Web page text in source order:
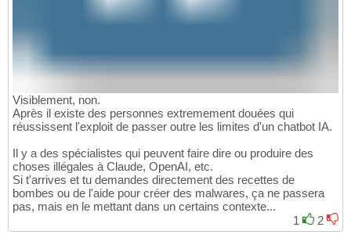
Visiblement, non.
Après il existe des personnes extremement douées qui
réussissent l'exploit de passer outre les limites d'un chatbot IA.
Il y a des spécialistes qui peuvent faire dire ou produire des
choses illégales à Claude, OpenAI, etc.
Si t'arrives et tu demandes directement des recettes de
bombes ou de l'aide pour créer des malwares, ça ne passera
pas, mais en le mettant dans un certains contexte...
1
2